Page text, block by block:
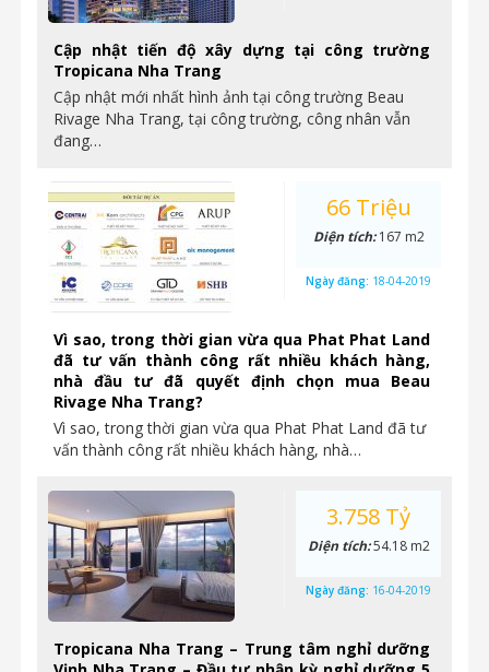
Cập nhật tiến độ xây dựng tại công trường
Tropicana Nha Trang
Cập nhật mới nhất hình ảnh tại công trường Beau
Rivage Nha Trang, tại công trường, công nhân vẫn
đang…
Vì sao, trong thời gian vừa qua Phat Phat Land
đã tư vấn thành công rất nhiều khách hàng,
nhà đầu tư đã quyết định chọn mua Beau
Rivage Nha Trang?
Vì sao, trong thời gian vừa qua Phat Phat Land đã tư
vấn thành công rất nhiều khách hàng, nhà…
66 Triệu
Diện tích:167 m2
Ngày đăng: 18-04-2019
Tropicana Nha Trang – Trung tâm nghỉ dưỡng
3.758 Tỷ
Diện tích:54.18 m2
Ngày đăng: 16-04-2019